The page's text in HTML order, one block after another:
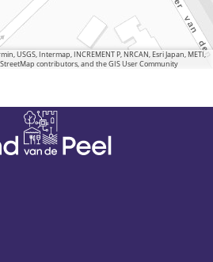
USGS, Intermap, INCREMENT P, NRCAN, Esri Japan, METI,
contributors, and the GIS User Community